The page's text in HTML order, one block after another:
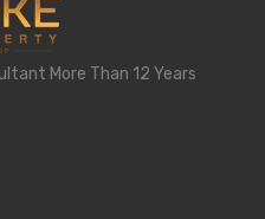
More Than 12 Years